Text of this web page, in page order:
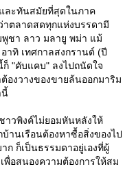
ละทันสมัยที่สุดในภาค
ตลาดสดทุกแห่งบรรดามี
ชา ลาว มลายู พม่า แม้
าทิ เทศกาลสงกรานต์ (ปี
"คับแคบ" ลงไปถนัดใจ
องวางของขายล้นออกมาริม
นี้
าวพิงค์ไม่ยอมหันหลังให้
านเรือนต้องหาซื้อสิ่งของไป
ก ก็เป็นธรรมดาอยู่เองที่ผู้
อสนองความต้องการให้สม